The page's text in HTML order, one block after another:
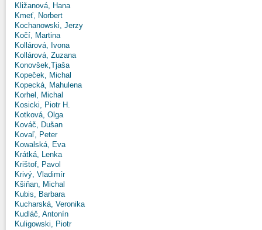
Kližanová, Hana
Kmeť, Norbert
Kochanowski, Jerzy
Kočí, Martina
Kollárová, Ivona
Kollárová, Zuzana
Konovšek,Tjaša
Kopeček, Michal
Kopecká, Mahulena
Korhel, Michal
Kosicki, Piotr H.
Kotková, Olga
Kováč, Dušan
Kovaľ, Peter
Kowalská, Eva
Krátká, Lenka
Krištof, Pavol
Krivý, Vladimír
Kšiňan, Michal
Kubis, Barbara
Kucharská, Veronika
Kudláč, Antonín
Kuligowski, Piotr